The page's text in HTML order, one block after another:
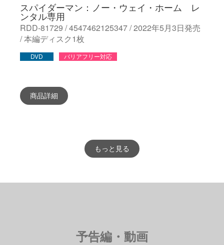
スパイダーマン：ノー・ウェイ・ホーム レ
ンタル専用
RDD-81729 / 4547462125347 / 2022年5月3日発売
/ 本編ディスク1枚
DVD バリアフリー対応
商品詳細
もっと見る
予告編・動画